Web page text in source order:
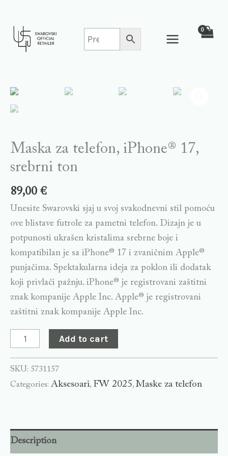
content
Maska za telefon, iPhone® 17,
srebrni ton
89,00 €
Unesite Swarovski sjaj u svoj svakodnevni stil pomoću
ove blistave futrole za pametni telefon. Dizajn je u
potpunosti ukrašen kristalima srebrne boje i
kompatibilan je sa iPhone® 17 i zvaničnim Apple®
punjačima. Spektakularna ideja za poklon ili dodatak
koji privlači pažnju. iPhone® je registrovani zaštitni
znak kompanije Apple Inc. Apple® je registrovani
zaštitni znak kompanije Apple Inc.
telefon,
17,
srebrni
ton
quantity
Add to cart
SKU: 5731157
Categories: Aksesoari, FW 2025,Maske za telefon
Description